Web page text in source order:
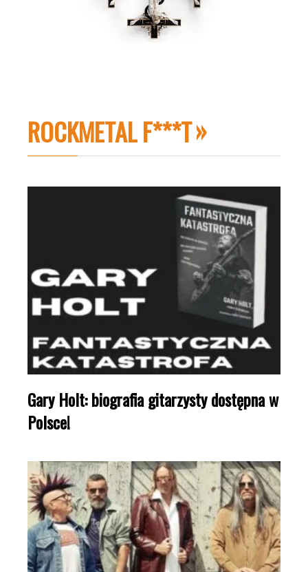
ROCKMETAL F***T
Gary Holt: biografia gitarzysty dostępna w
Polsce!